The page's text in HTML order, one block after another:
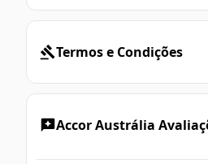
Termos e Condições
Accor Austrália